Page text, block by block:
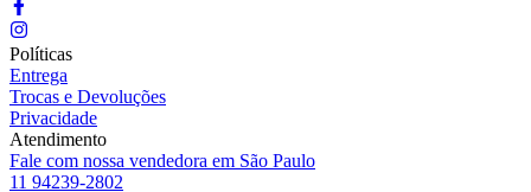
Políticas
Entrega
Trocas e Devoluções
Privacidade
Atendimento
Fale com nossa vendedora em São Paulo
11 94239-2802